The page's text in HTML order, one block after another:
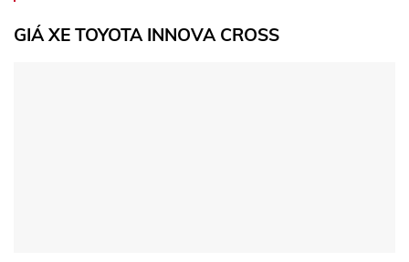
GIÁ XE TOYOTA INNOVA CROSS